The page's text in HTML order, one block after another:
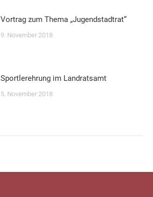
Vortrag zum Thema „Jugendstadtrat“
9. November 2018
Sportlerehrung im Landratsamt
5. November 2018